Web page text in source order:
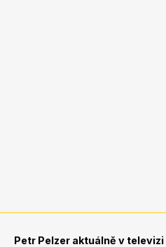
Petr Pelzer aktuálně v televizi